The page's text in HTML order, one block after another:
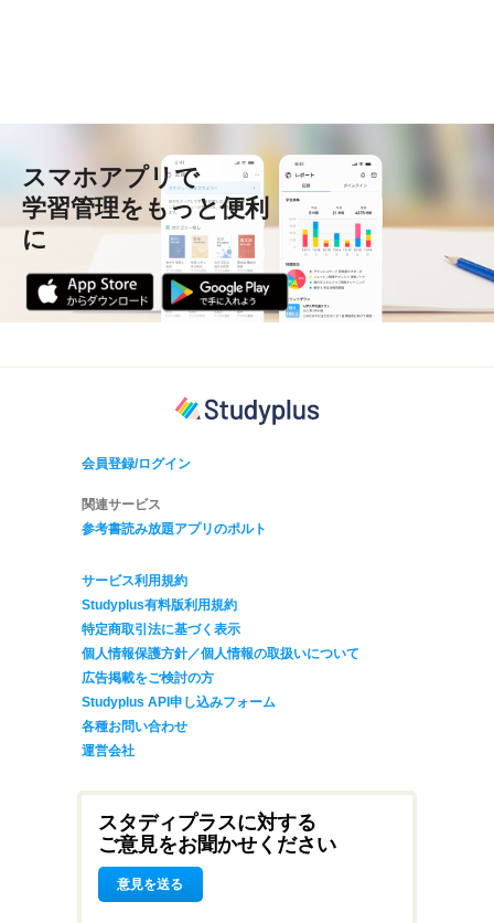
スマホアプリで
学習管理をもっと便利
に
会員登録/ログイン
関連サービス
参考書読み放題アプリのポルト
サービス利用規約
Studyplus有料版利用規約
特定商取引法に基づく表示
個人情報保護方針／個人情報の取扱いについて
広告掲載をご検討の方
Studyplus API申し込みフォーム
各種お問い合わせ
運営会社
スタディプラスに対する
ご意見をお聞かせください
意見を送る